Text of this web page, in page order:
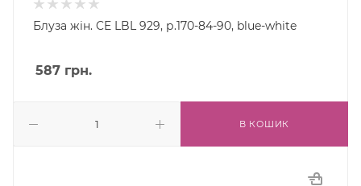
Блуза жін. CE LBL 929, р.170-84-90, blue-white
587 грн.
В КОШИК